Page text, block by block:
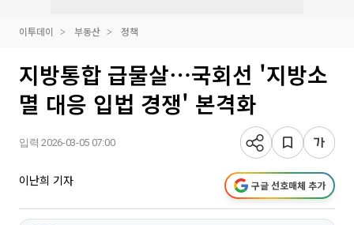
이투데이 부동산 정책
지방통합 급물살⋯국회선 '지방소
멸 대응 입법 경쟁' 본격화
입력 2026-03-05 07:00
이난희 기자 구글 선호매체 추가